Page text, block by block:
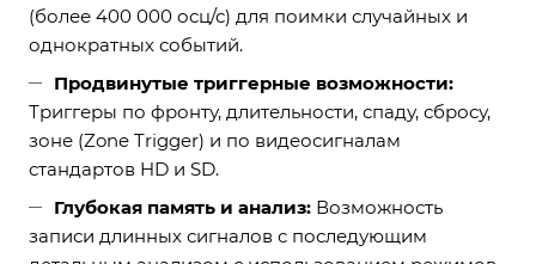
(более 400 000 осц/с) для поимки случайных и
однократных событий.
Продвинутые триггерные возможности:
Триггеры по фронту, длительности, спаду, сбросу,
зоне (Zone Trigger) и по видеосигналам
стандартов HD и SD.
Глубокая память и анализ: Возможность
записи длинных сигналов с последующим